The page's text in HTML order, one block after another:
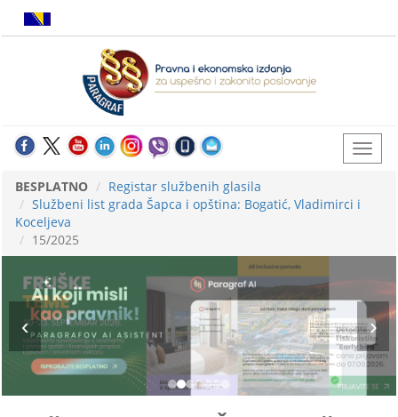
BESPLATNO
Registar službenih glasila
Službeni list grada Šapca i opština: Bogatić, Vladimirci i
Koceljeva
15/2025